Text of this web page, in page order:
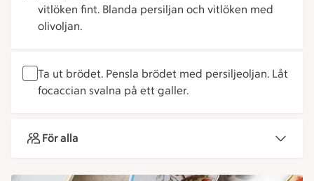
vitlöken fint. Blanda persiljan och vitlöken med
olivoljan.
Ta ut brödet. Pensla brödet med persiljeoljan. Låt
focaccian svalna på ett galler.
För alla